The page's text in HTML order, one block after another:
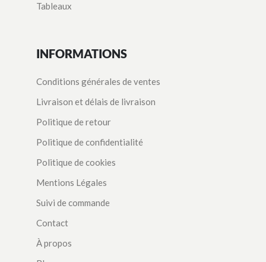
Tableaux
INFORMATIONS
Conditions générales de ventes
Livraison et délais de livraison
Politique de retour
Politique de confidentialité
Politique de cookies
Mentions Légales
Suivi de commande
Contact
À propos